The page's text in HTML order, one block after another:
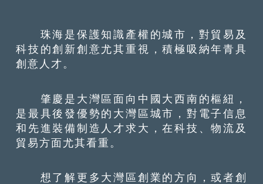
珠海是保護知識產權的城市，對貿易及
科技的創新創意尤其重視，積極吸納年青具
創意人才。
肇慶是大灣區面向中國大西南的樞紐，
是最具後發優勢的大灣區城市，對電子信息
和先進裝備制造人才求大，在科技、物流及
貿易方面尤其看重。
想了解更多大灣區創業的方向，或者創